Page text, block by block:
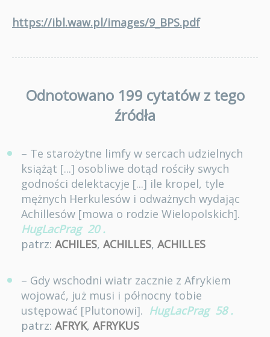
https://ibl.waw.pl/images/9_BPS.pdf
Odnotowano 199 cytatów z tego
źródła
– Te starożytne limfy w sercach udzielnych
książąt [...] osobliwe dotąd rościły swych
godności delektacyje [...] ile kropel, tyle
mężnych Herkulesów i odważnych wydając
Achillesów [mowa o rodzie Wielopolskich].
HugLacPrag 20 .
patrz: ACHILES, ACHILLES, ACHILLES
– Gdy wschodni wiatr zacznie z Afrykiem
wojować, już musi i północny tobie
ustępować [Plutonowi]. HugLacPrag 58 .
patrz: AFRYK, AFRYKUS